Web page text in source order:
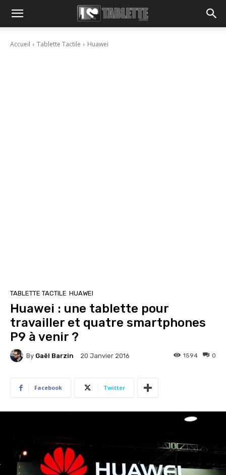
Accueil Tablette Tactile Huawei
TABLETTE TACTILE HUAWEI
Huawei : une tablette pour
travailler et quatre smartphones
P9 à venir ?
By Gaël Barzin 20 Janvier 2016 0
1594
Facebook Twitter